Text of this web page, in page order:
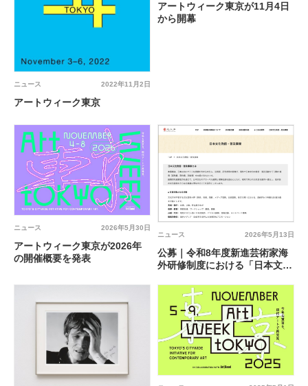
2022年11月2日
ニュース
アートウィーク東京
アートウィーク東京が11月4日
から開幕
2026年5月30日
ニュース
アートウィーク東京が2026年
の開催概要を発表
2026年5月13日
ニュース
公募｜令和8年度新進芸術家海
外研修制度における「日本文化